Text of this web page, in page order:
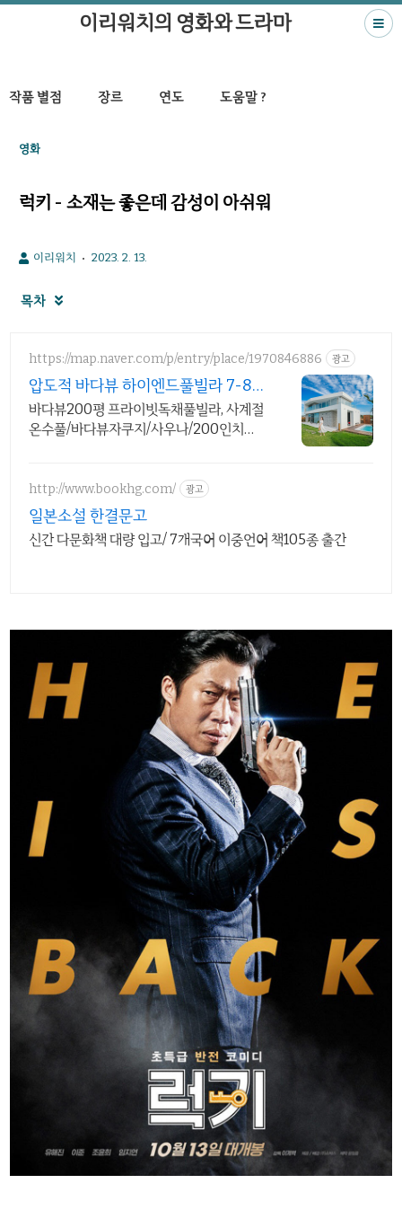
이리워치의 영화와 드라마
작품 별점 장르 연도 도움말 ?
영화
럭키 - 소재는 좋은데 감성이 아쉬워
이리워치 2023. 2. 13.
목차 
https://map.naver.com/p/entry/place/1970846886 광고
압도적 바다뷰 하이엔드풀빌라 7-8
월 한정 수영장 포함
바다뷰200평 프라이빗독채풀빌라, 사계절
온수풀/바다뷰자쿠지/사우나/200인치시
http://www.bookhg.com/ 광고
일본소설 한결문고
신간 다문화책 대량 입고/ 7개국어 이중언어 책105종 출간